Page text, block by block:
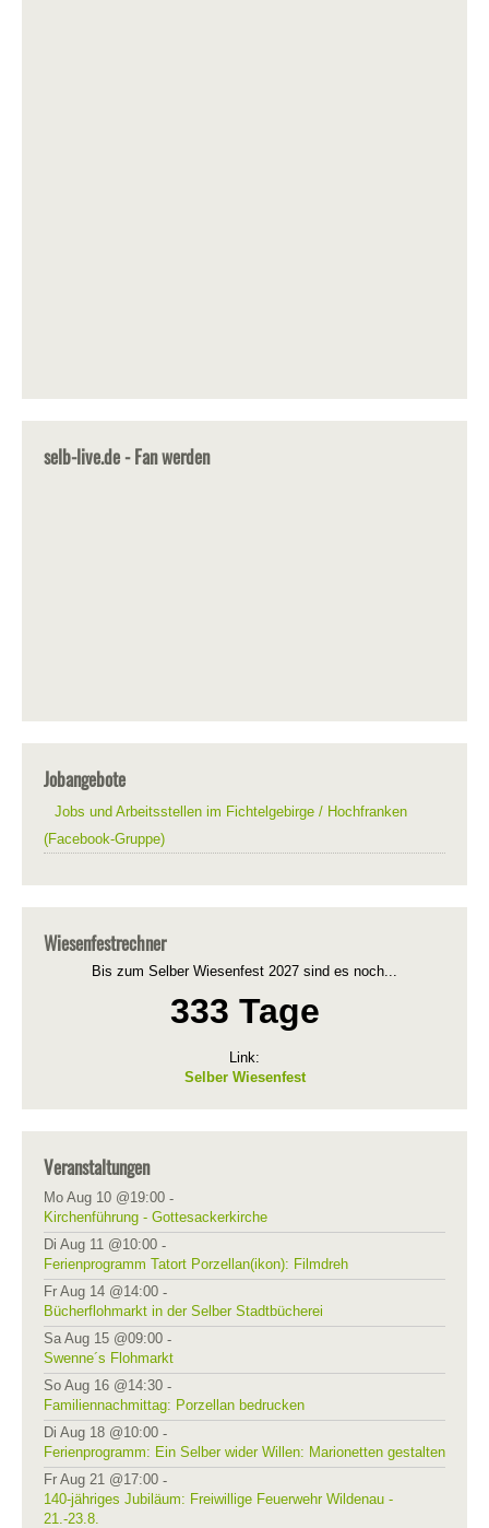
selb-live.de - Fan werden
Jobangebote
Jobs und Arbeitsstellen im Fichtelgebirge / Hochfranken
(Facebook-Gruppe)
Wiesenfestrechner
Bis zum Selber Wiesenfest 2027 sind es noch...
333 Tage
Link:
Selber Wiesenfest
Veranstaltungen
Mo Aug 10 @19:00 -
Kirchenführung - Gottesackerkirche
Di Aug 11 @10:00 -
Ferienprogramm Tatort Porzellan(ikon): Filmdreh
Fr Aug 14 @14:00 -
Bücherflohmarkt in der Selber Stadtbücherei
Sa Aug 15 @09:00 -
Swenne´s Flohmarkt
So Aug 16 @14:30 -
Familiennachmittag: Porzellan bedrucken
Di Aug 18 @10:00 -
Ferienprogramm: Ein Selber wider Willen: Marionetten gestalten
Fr Aug 21 @17:00 -
140-jähriges Jubiläum: Freiwillige Feuerwehr Wildenau -
21.-23.8.